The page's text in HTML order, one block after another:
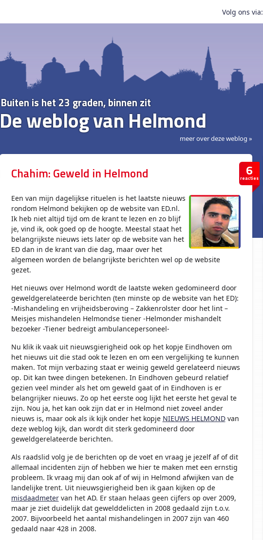
Volg ons via:
Buiten is het 23 graden, binnen zit
De weblog van Helmond
meer over deze weblog »
6
reacties
Chahim: Geweld in Helmond
Een van mijn dagelijkse rituelen is het laatste nieuws
rondom Helmond bekijken op de website van ED.nl.
Ik heb niet altijd tijd om de krant te lezen en zo blijf
je, vind ik, ook goed op de hoogte. Meestal staat het
belangrijkste nieuws iets later op de website van het
ED dan in de krant van die dag, maar over het
algemeen worden de belangrijkste berichten wel op de website
gezet.
Het nieuws over Helmond wordt de laatste weken gedomineerd door
geweldgerelateerde berichten (ten minste op de website van het ED):
-Mishandeling en vrijheidsberoving – Zakkenrolster door het lint –
Meisjes mishandelen Helmondse tiener -Helmonder mishandelt
bezoeker -Tiener bedreigt ambulancepersoneel-
Nu klik ik vaak uit nieuwsgierigheid ook op het kopje Eindhoven om
het nieuws uit die stad ook te lezen en om een vergelijking te kunnen
maken. Tot mijn verbazing staat er weinig geweld gerelateerd nieuws
op. Dit kan twee dingen betekenen. In Eindhoven gebeurd relatief
gezien veel minder als het om geweld gaat of in Eindhoven is er
belangrijker nieuws. Zo op het eerste oog lijkt het eerste het geval te
zijn. Nou ja, het kan ook zijn dat er in Helmond niet zoveel ander
nieuws is, maar ook als ik kijk onder het kopje NIEUWS HELMONDvan
deze weblog kijk, dan wordt dit sterk gedomineerd door
geweldgerelateerde berichten.
Als raadslid volg je de berichten op de voet en vraag je jezelf af of dit
allemaal incidenten zijn of hebben we hier te maken met een ernstig
probleem. Ik vraag mij dan ook af of wij in Helmond afwijken van de
landelijke trent. Uit nieuwsgierigheid ben ik gaan kijken op de
misdaadmetervan het AD. Er staan helaas geen cijfers op over 2009,
maar je ziet duidelijk dat gewelddelicten in 2008 gedaald zijn t.o.v.
2007. Bijvoorbeeld het aantal mishandelingen in 2007 zijn van 460
gedaald naar 428 in 2008.